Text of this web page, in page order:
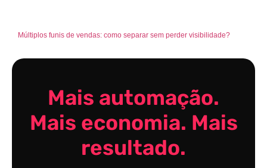
Múltiplos funis de vendas: como separar sem perder visibilidade?
Mais automação.
Mais economia. Mais
resultado.